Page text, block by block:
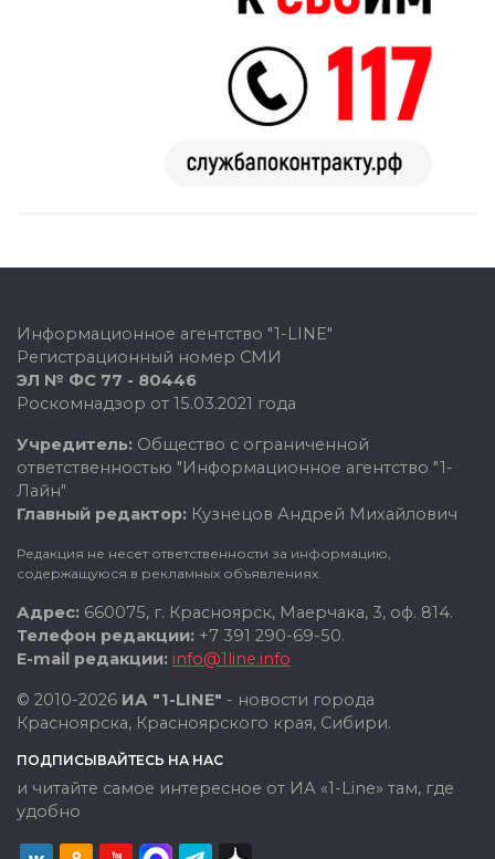
Информационное агентство "1-LINE"
Регистрационный номер СМИ
ЭЛ № ФС 77 - 80446
Роскомнадзор от 15.03.2021 года
Учредитель: Общество с ограниченной
ответственностью "Информационное агентство "1-
Лайн"
Главный редактор: Кузнецов Андрей Михайлович
Редакция не несет ответственности за информацию,
содержащуюся в рекламных объявлениях.
Адрес: 660075, г. Красноярск, Маерчака, 3, оф. 814.
Телефон редакции: +7 391 290-69-50.
E-mail редакции: info@1line.info
© 2010-2026 ИА "1-LINE" - новости города
Красноярска, Красноярского края, Сибири.
ПОДПИСЫВАЙТЕСЬ НА НАС
и читайте самое интересное от ИА «1-Line» там, где
удобно